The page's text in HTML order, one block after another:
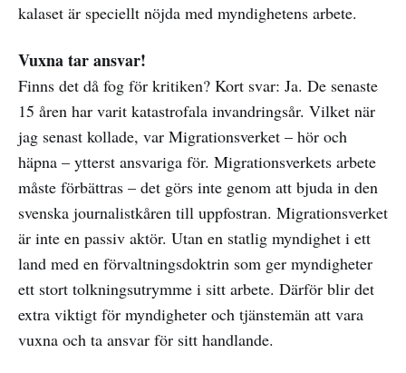
kalaset är speciellt nöjda med myndighetens arbete.
Vuxna tar ansvar!
Finns det då fog för kritiken? Kort svar: Ja. De senaste
15 åren har varit katastrofala invandringsår. Vilket när
jag senast kollade, var Migrationsverket – hör och
häpna – ytterst ansvariga för. Migrationsverkets arbete
måste förbättras – det görs inte genom att bjuda in den
svenska journalistkåren till uppfostran. Migrationsverket
är inte en passiv aktör. Utan en statlig myndighet i ett
land med en förvaltningsdoktrin som ger myndigheter
ett stort tolkningsutrymme i sitt arbete. Därför blir det
extra viktigt för myndigheter och tjänstemän att vara
vuxna och ta ansvar för sitt handlande.